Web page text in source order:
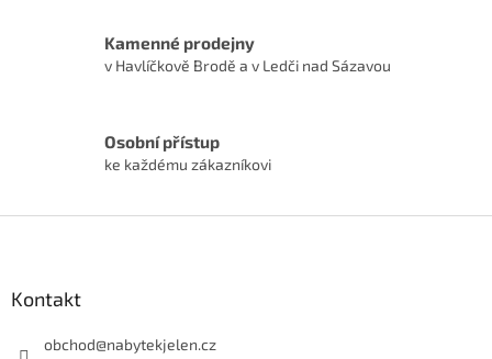
Kamenné prodejny
v Havlíčkově Brodě a v Ledči nad Sázavou
Osobní přístup
ke každému zákazníkovi
Kontakt
obchod@nabytekjelen.cz